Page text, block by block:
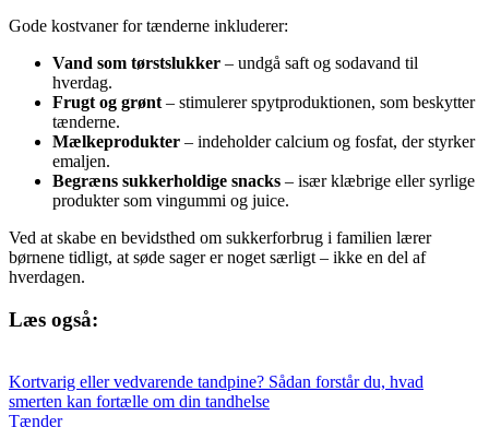
Gode kostvaner for tænderne inkluderer:
Vand som tørstslukker – undgå saft og sodavand til
hverdag.
Frugt og grønt – stimulerer spytproduktionen, som beskytter
tænderne.
Mælkeprodukter – indeholder calcium og fosfat, der styrker
emaljen.
Begræns sukkerholdige snacks – især klæbrige eller syrlige
produkter som vingummi og juice.
Ved at skabe en bevidsthed om sukkerforbrug i familien lærer
børnene tidligt, at søde sager er noget særligt – ikke en del af
hverdagen.
Læs også:
Kortvarig eller vedvarende tandpine? Sådan forstår du, hvad
smerten kan fortælle om din tandhelse
Tænder